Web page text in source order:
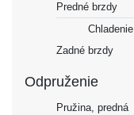
Predné brzdy
Chladenie
Zadné brzdy
Odpruženie
Pružina, predná